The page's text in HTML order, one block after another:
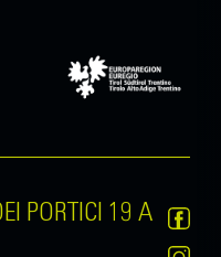
PORTICI 19 A